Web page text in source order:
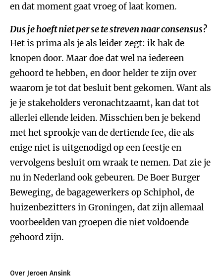
en dat moment gaat vroeg of laat komen.
Dus je hoeft niet per se te streven naar consensus?
Het is prima als je als leider zegt: ik hak de
knopen door. Maar doe dat wel na iedereen
gehoord te hebben, en door helder te zijn over
waarom je tot dat besluit bent gekomen. Want als
je je stakeholders veronachtzaamt, kan dat tot
allerlei ellende leiden. Misschien ben je bekend
met het sprookje van de dertiende fee, die als
enige niet is uitgenodigd op een feestje en
vervolgens besluit om wraak te nemen. Dat zie je
nu in Nederland ook gebeuren. De Boer Burger
Beweging, de bagagewerkers op Schiphol, de
huizenbezitters in Groningen, dat zijn allemaal
voorbeelden van groepen die niet voldoende
gehoord zijn.
Over Jeroen Ansink